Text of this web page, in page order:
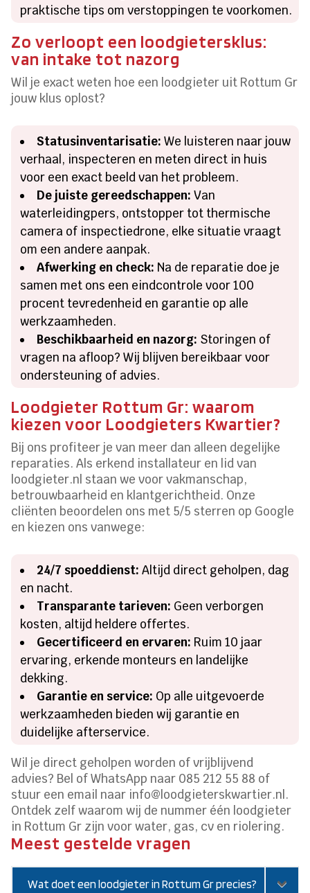
praktische tips om verstoppingen te voorkomen.
Zo verloopt een loodgietersklus:
van intake tot nazorg
Wil je exact weten hoe een loodgieter uit Rottum Gr
jouw klus oplost?
Statusinventarisatie: We luisteren naar jouw
verhaal, inspecteren en meten direct in huis
voor een exact beeld van het probleem.
De juiste gereedschappen: Van
waterleidingpers, ontstopper tot thermische
camera of inspectiedrone, elke situatie vraagt
om een andere aanpak.
Afwerking en check: Na de reparatie doe je
samen met ons een eindcontrole voor 100
procent tevredenheid en garantie op alle
werkzaamheden.
Beschikbaarheid en nazorg: Storingen of
vragen na afloop? Wij blijven bereikbaar voor
ondersteuning of advies.
Loodgieter Rottum Gr: waarom
kiezen voor Loodgieters Kwartier?
Bij ons profiteer je van meer dan alleen degelijke
reparaties. Als erkend installateur en lid van
loodgieter.nl staan we voor vakmanschap,
betrouwbaarheid en klantgerichtheid. Onze
cliënten beoordelen ons met 5/5 sterren op Google
en kiezen ons vanwege:
24/7 spoeddienst: Altijd direct geholpen, dag
en nacht.
Transparante tarieven: Geen verborgen
kosten, altijd heldere offertes.
Gecertificeerd en ervaren: Ruim 10 jaar
ervaring, erkende monteurs en landelijke
dekking.
Garantie en service: Op alle uitgevoerde
werkzaamheden bieden wij garantie en
duidelijke afterservice.
Wil je direct geholpen worden of vrijblijvend
advies? Bel of WhatsApp naar 085 212 55 88 of
stuur een email naar info@loodgieterskwartier.nl.
Ontdek zelf waarom wij de nummer één loodgieter
in Rottum Gr zijn voor water, gas, cv en riolering.
Meest gestelde vragen
Wat doet een loodgieter in Rottum Gr precies?